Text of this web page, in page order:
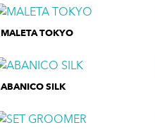
MALETA TOKYO
ABANICO SILK